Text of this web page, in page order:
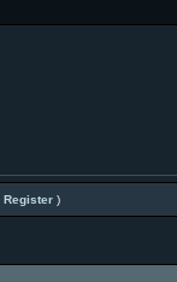
Register)